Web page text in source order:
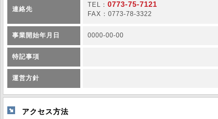
連絡先
TEL： 0773-75-7121
FAX：0773-78-3322
事業開始年月日 0000-00-00
特記事項
運営方針
アクセス方法